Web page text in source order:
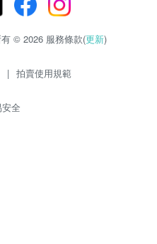
© 2026 服務條款(更新)
| 拍賣使用規範
全